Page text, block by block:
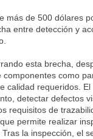
más de 500 dólares
entre detección y
esta brecha,
componentes como
calidad requeridos.
detectar defectos
requisitos de
que permite realizar
la inspección, el